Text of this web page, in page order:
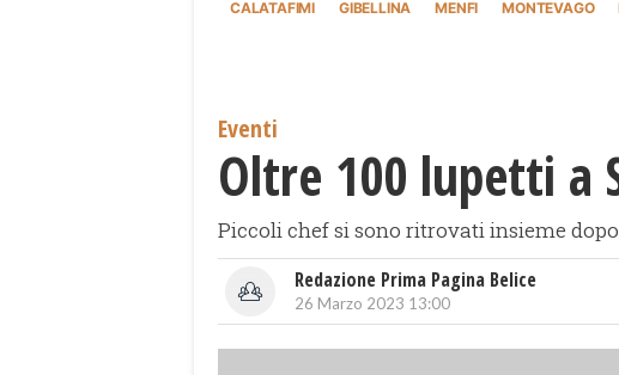
CALATAFIMI GIBELLINA MENFI MONTEVAGO
Eventi
Oltre 100 lupetti a
Piccoli chef si sono ritrovati insieme
Redazione Prima Pagina Belice
26 Marzo 2023 13:00